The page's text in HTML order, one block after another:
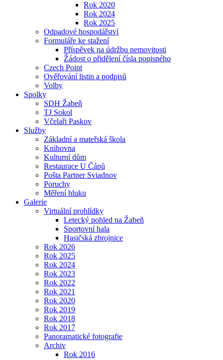
Rok 2020
Rok 2024
Rok 2025
Odpadové hospodářství
Formuláře ke stažení
Příspěvek na údržbu nemovitosti
Žádost o přidělení čísla popisného
Czech Point
Ověřování listin a podpisů
Volby
Spolky
SDH Žabeň
TJ Sokol
Včelaři Paskov
Služby
Základní a mateřská škola
Knihovna
Kulturní dům
Restaurace U Čápů
Pošta Partner Sviadnov
Poruchy
Měření hluku
Galerie
Virtuální prohlídky
Letecký pohled na Žabeň
Sportovní hala
Hasičská zbrojnice
Rok 2026
Rok 2025
Rok 2024
Rok 2023
Rok 2022
Rok 2021
Rok 2020
Rok 2019
Rok 2018
Rok 2017
Panoramatické fotografie
Archiv
Rok 2016